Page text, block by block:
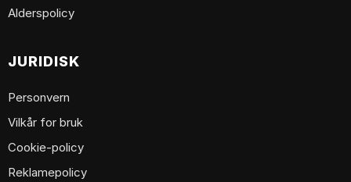
Alderspolicy
JURIDISK
Personvern
Vilkår for bruk
Cookie-policy
Reklamepolicy